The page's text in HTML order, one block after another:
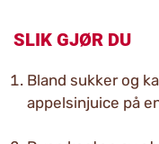
SLIK GJØR DU
Bland sukker og
appelsinjuice på